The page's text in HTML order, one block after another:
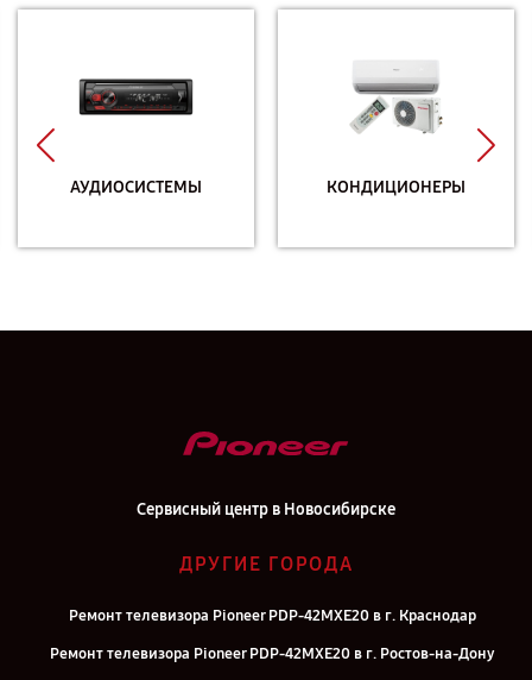
АУДИОСИСТЕМЫ КОНДИЦИОНЕРЫ
Сервисный центр в Новосибирске
ДРУГИЕ ГОРОДА
Ремонт телевизора Pioneer PDP-42MXE20 в г. Краснодар
Ремонт телевизора Pioneer PDP-42MXE20 в г. Ростов-на-Дону